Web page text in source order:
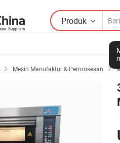
Produk
 Mesin Manufaktur & Pemrosesan 